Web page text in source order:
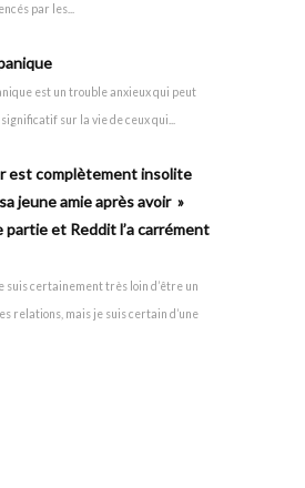
par les...
est un trouble anxieux qui peut
sur la vie de ceux qui...
est complètement insolite
jeune amie après avoir »
et Reddit l’a carrément
suis certainement très loin d’être un
relations, mais je suis certain d’une